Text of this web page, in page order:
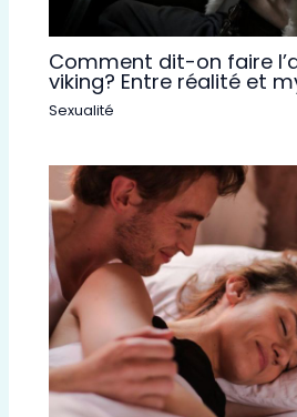
Comment dit-on faire
viking? Entre réalité et
Sexualité